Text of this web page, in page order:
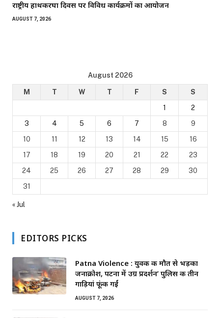
राष्ट्रीय हाथकरघा दिवस पर विविध कार्यक्रमों का आयोजन
AUGUST 7, 2026
August 2026
M T W T F S
S
1
2
3
4 5 6 7 8
9
10
11 12 13 14 15
16
17
18 19 20 21 22
23
24
25 26 27 28 29
30
31
« Jul
EDITORS PICKS
Patna Violence : युवक की मौत से भड़का
जनाक्रोश, पटना में उग्र प्रदर्शन’ पुलिस की तीन
गाड़ियां फूंकी गईं
AUGUST 7, 2026